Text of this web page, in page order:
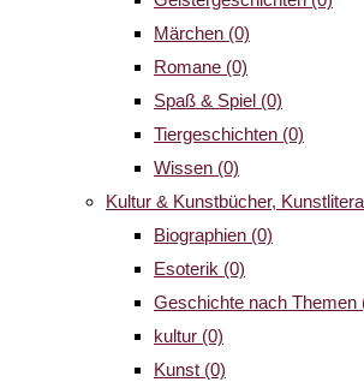
Märchen (0)
Romane (0)
Spaß & Spiel (0)
Tiergeschichten (0)
Wissen (0)
Kultur & Kunstbücher,
Biographien (0)
Esoterik (0)
Geschichte nach Themen
kultur (0)
Kunst (0)